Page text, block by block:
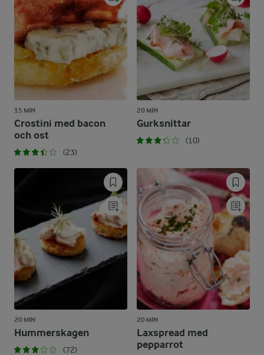
15 MIN
Crostini med bacon
och ost
(23)
20 MIN
Gurksnittar
(10)
20 MIN
Hummerskagen
(72)
20 MIN
Laxspread med
pepparrot